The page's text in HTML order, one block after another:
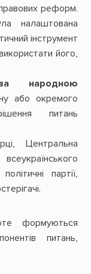
реформ.
налаштована
інструмент
його,
народною
або окремого
питань
Центральна
партії,
формуються
питань,